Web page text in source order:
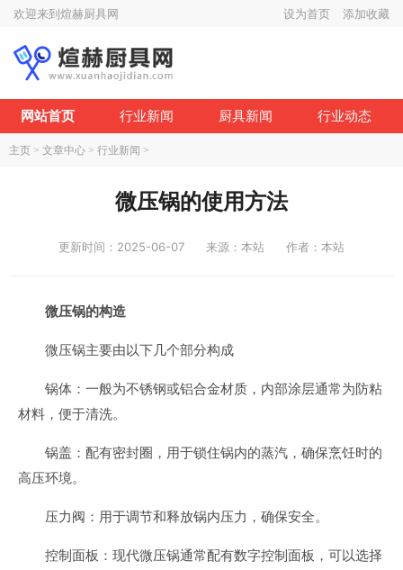
欢迎来到煊赫厨具网 设为首页 添加收藏
网站首页 行业新闻 厨具新闻 行业动态
主页 > 文章中心 > 行业新闻 >
微压锅的使用方法
更新时间：2025-06-07 来源：本站 作者：本站
微压锅的构造
微压锅主要由以下几个部分构成
锅体：一般为不锈钢或铝合金材质，内部涂层通常为防粘
材料，便于清洗。
锅盖：配有密封圈，用于锁住锅内的蒸汽，确保烹饪时的
高压环境。
压力阀：用于调节和释放锅内压力，确保安全。
控制面板：现代微压锅通常配有数字控制面板，可以选择